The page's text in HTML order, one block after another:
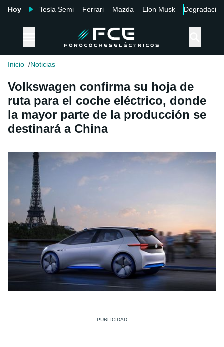
Hoy Tesla Semi Ferrari Mazda Elon Musk Degradación
Inicio Noticias
Volkswagen confirma su hoja de
ruta para el coche eléctrico, donde
la mayor parte de la producción se
destinará a China